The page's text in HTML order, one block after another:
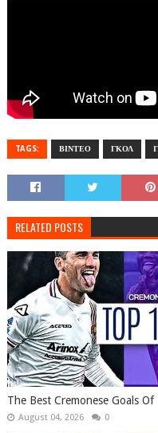
TAGS: ΒΙΝΤΕΟ ΓΚΟΛ
RELATED POSTS
The Best Cremonese Goals
August 04, 2026 0